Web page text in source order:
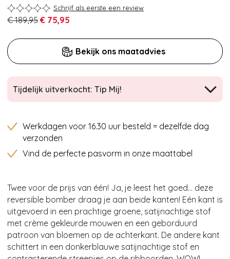
Schrijf als eerste een review
€ 189,95 € 75,95
Bekijk ons maatadvies
Tijdelijk uitverkocht: Tip Mij!
Werkdagen voor 16.30 uur besteld = dezelfde dag
verzonden
Vind de perfecte pasvorm in onze maattabel
Twee voor de prijs van één! Ja, je leest het goed… deze
reversible bomber draag je aan beide kanten! Eén kant is
uitgevoerd in een prachtige groene, satijnachtige stof
met crème gekleurde mouwen en een geborduurd
patroon van bloemen op de achterkant. De andere kant
schittert in een donkerblauwe satijnachtige stof en